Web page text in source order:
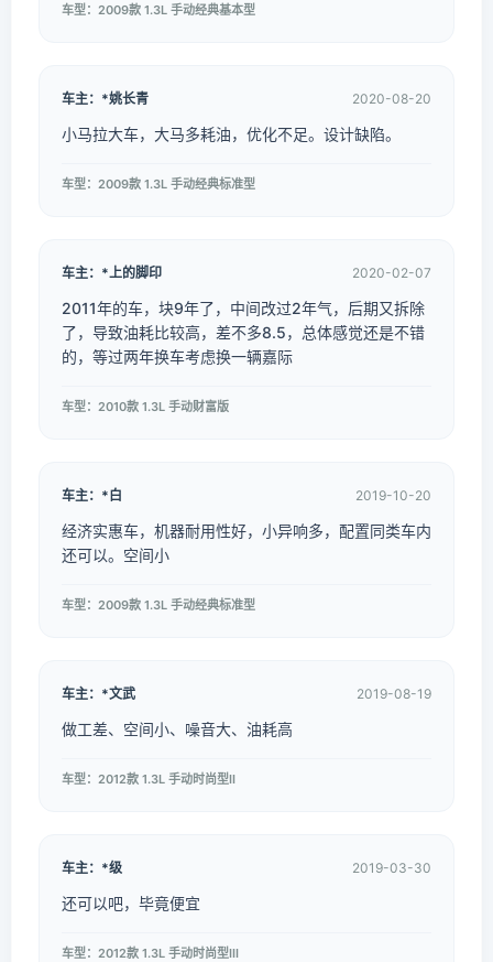
车型：2009款 1.3L 手动经典基本型
车主：*姚长青 2020-08-20
小马拉大车，大马多耗油，优化不足。设计缺陷。
车型：2009款 1.3L 手动经典标准型
车主：*上的脚印 2020-02-07
2011年的车，块9年了，中间改过2年气，后期又拆除
了，导致油耗比较高，差不多8.5，总体感觉还是不错
的，等过两年换车考虑换一辆嘉际
车型：2010款 1.3L 手动财富版
车主：*白 2019-10-20
经济实惠车，机器耐用性好，小异响多，配置同类车内
还可以。空间小
车型：2009款 1.3L 手动经典标准型
车主：*文武 2019-08-19
做工差、空间小、噪音大、油耗高
车型：2012款 1.3L 手动时尚型II
车主：*级 2019-03-30
还可以吧，毕竟便宜
车型：2012款 1.3L 手动时尚型III